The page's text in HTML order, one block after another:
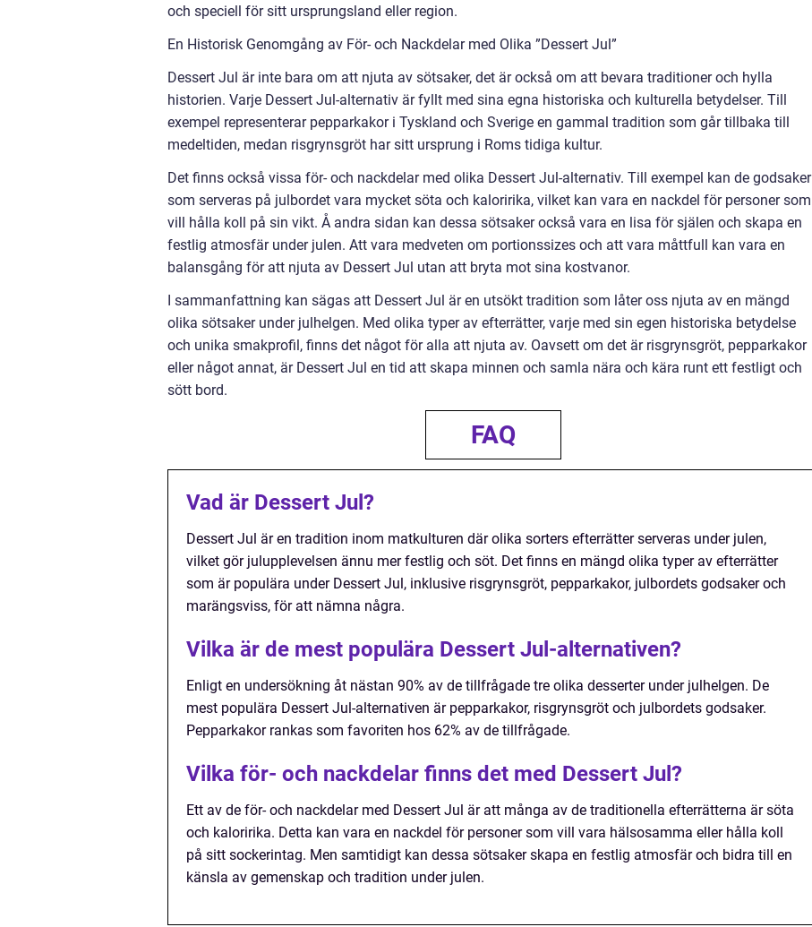
och speciell för sitt ursprungsland eller region.
En Historisk Genomgång av För- och Nackdelar med Olika ”Dessert Jul”
Dessert Jul är inte bara om att njuta av sötsaker, det är också om att bevara traditioner och hylla
historien. Varje Dessert Jul-alternativ är fyllt med sina egna historiska och kulturella betydelser. Till
exempel representerar pepparkakor i Tyskland och Sverige en gammal tradition som går tillbaka till
medeltiden, medan risgrynsgröt har sitt ursprung i Roms tidiga kultur.
Det finns också vissa för- och nackdelar med olika Dessert Jul-alternativ. Till exempel kan de godsaker
som serveras på julbordet vara mycket söta och kaloririka, vilket kan vara en nackdel för personer som
vill hålla koll på sin vikt. Å andra sidan kan dessa sötsaker också vara en lisa för själen och skapa en
festlig atmosfär under julen. Att vara medveten om portionssizes och att vara måttfull kan vara en
balansgång för att njuta av Dessert Jul utan att bryta mot sina kostvanor.
I sammanfattning kan sägas att Dessert Jul är en utsökt tradition som låter oss njuta av en mängd
olika sötsaker under julhelgen. Med olika typer av efterrätter, varje med sin egen historiska betydelse
och unika smakprofil, finns det något för alla att njuta av. Oavsett om det är risgrynsgröt, pepparkakor
eller något annat, är Dessert Jul en tid att skapa minnen och samla nära och kära runt ett festligt och
sött bord.
FAQ
Vad är Dessert Jul?
Dessert Jul är en tradition inom matkulturen där olika sorters efterrätter serveras under julen,
vilket gör julupplevelsen ännu mer festlig och söt. Det finns en mängd olika typer av efterrätter
som är populära under Dessert Jul, inklusive risgrynsgröt, pepparkakor, julbordets godsaker och
marängsviss, för att nämna några.
Vilka är de mest populära Dessert Jul-alternativen?
Enligt en undersökning åt nästan 90% av de tillfrågade tre olika desserter under julhelgen. De
mest populära Dessert Jul-alternativen är pepparkakor, risgrynsgröt och julbordets godsaker.
Pepparkakor rankas som favoriten hos 62% av de tillfrågade.
Vilka för- och nackdelar finns det med Dessert Jul?
Ett av de för- och nackdelar med Dessert Jul är att många av de traditionella efterrätterna är söta
och kaloririka. Detta kan vara en nackdel för personer som vill vara hälsosamma eller hålla koll
på sitt sockerintag. Men samtidigt kan dessa sötsaker skapa en festlig atmosfär och bidra till en
känsla av gemenskap och tradition under julen.